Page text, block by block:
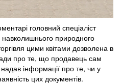
головний спеціаліст
навколишнього природного
цими квітами дозволена в
про те, що продавець сам
інформації про те, чи у
цих документів.